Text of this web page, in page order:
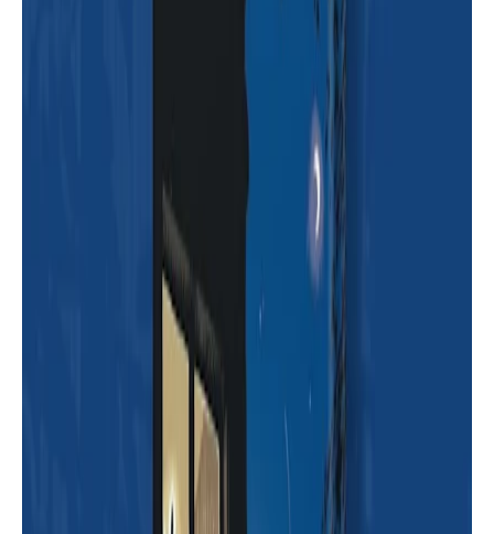
تحميل وقراءة رواية أصداء من زمن آخر
تحميل وقراءة رواية " حين حب " كاملة
PDF بقلم المؤلفة مرمر محمد | موقع